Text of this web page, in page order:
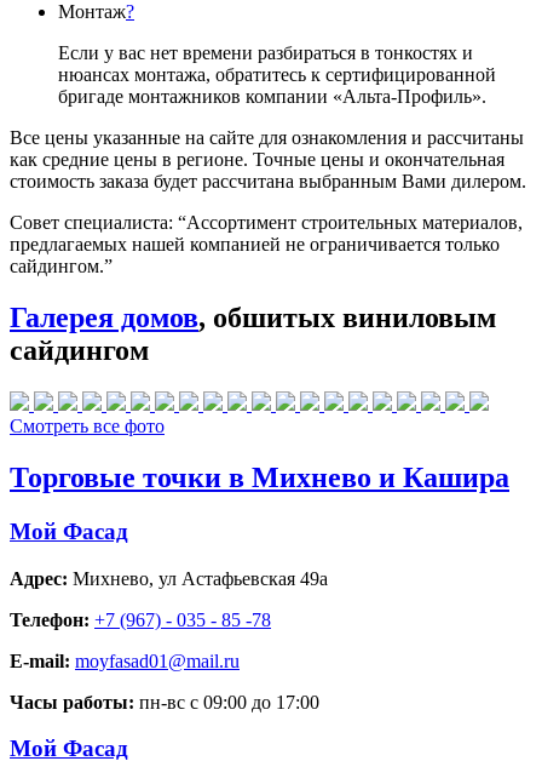
Монтаж?
Если у вас нет времени разбираться в тонкостях и
нюансах монтажа, обратитесь к сертифицированной
бригаде монтажников компании «Альта-Профиль».
Все цены указанные на сайте для ознакомления и рассчитаны
как средние цены в регионе. Точные цены и окончательная
стоимость заказа будет рассчитана выбранным Вами дилером.
Совет специалиста: “Ассортимент строительных материалов,
предлагаемых нашей компанией не ограничивается только
сайдингом.”
Галерея домов, обшитых виниловым
сайдингом
Смотреть все фото
Торговые точки в Михнево и Кашира
Мой Фасад
Адрес: Михнево, ул Астафьевская 49а
Телефон: +7 (967) - 035 - 85 -78
E-mail: moyfasad01@mail.ru
Часы работы: пн-вс с 09:00 до 17:00
Мой Фасад